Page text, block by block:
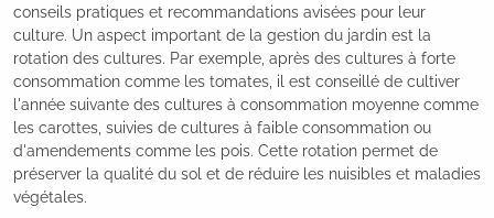
conseils pratiques et recommandations avisées pour leur
culture. Un aspect important de la gestion du jardin est la
rotation des cultures. Par exemple, après des cultures à forte
consommation comme les tomates, il est conseillé de cultiver
l'année suivante des cultures à consommation moyenne comme
les carottes, suivies de cultures à faible consommation ou
d'amendements comme les pois. Cette rotation permet de
préserver la qualité du sol et de réduire les nuisibles et maladies
végétales.